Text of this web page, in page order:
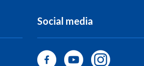
Social media